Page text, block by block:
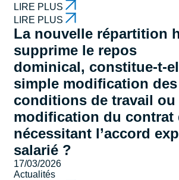
LIRE PLUS
LIRE PLUS
La nouvelle répartition
supprime le repos
dominical, constitue-t-
simple modification des
conditions de travail ou
modification du contrat
nécessitant l’accord
salarié ?
17/03/2026
Actualités